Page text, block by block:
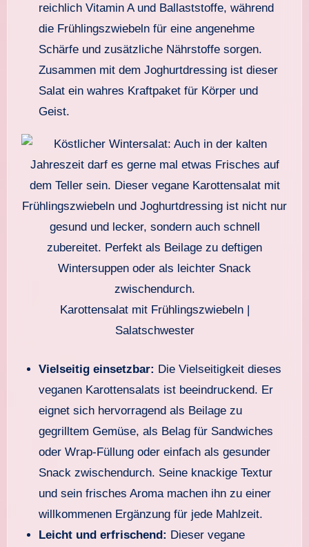
reichlich Vitamin A und Ballaststoffe, während
die Frühlingszwiebeln für eine angenehme
Schärfe und zusätzliche Nährstoffe sorgen.
Zusammen mit dem Joghurtdressing ist dieser
Salat ein wahres Kraftpaket für Körper und
Geist.
Karottensalat mit Frühlingszwiebeln |
Salatschwester
Vielseitig einsetzbar: Die Vielseitigkeit dieses
veganen Karottensalats ist beeindruckend. Er
eignet sich hervorragend als Beilage zu
gegrilltem Gemüse, als Belag für Sandwiches
oder Wrap-Füllung oder einfach als gesunder
Snack zwischendurch. Seine knackige Textur
und sein frisches Aroma machen ihn zu einer
willkommenen Ergänzung für jede Mahlzeit.
Leicht und erfrischend: Dieser vegane